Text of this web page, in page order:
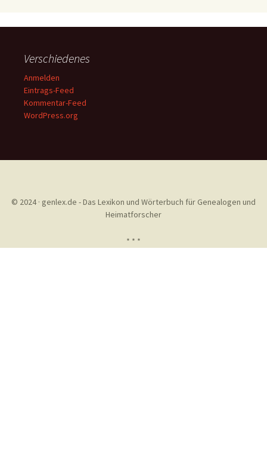
Verschiedenes
Anmelden
Eintrags-Feed
Kommentar-Feed
WordPress.org
© 2024 · genlex.de - Das Lexikon und Wörterbuch für Genealogen und
Heimatforscher
* * *